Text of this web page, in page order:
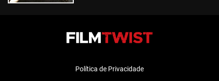
Política de Privacidade